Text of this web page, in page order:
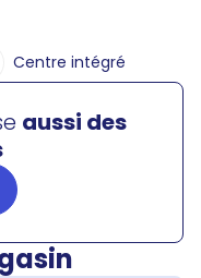
Centre intégré
aussi des